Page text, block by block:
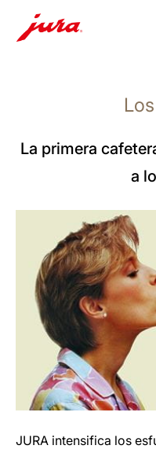
SaltarLa primera
a
JURA intensifica los